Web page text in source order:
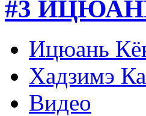
#3
Ицюань
Хадзимэ
Видео